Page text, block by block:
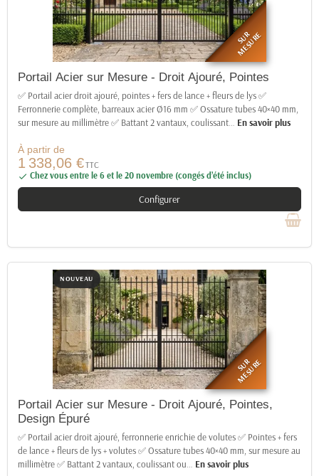
SUR
MESURE
Portail Acier sur Mesure - Droit Ajouré, Pointes
✅ Portail acier droit ajouré, pointes + fers de lance + fleurs de lys ✅
Ferronnerie complète, barreaux acier Ø16 mm ✅ Ossature tubes 40×40 mm,
sur mesure au millimètre ✅ Battant 2 vantaux, coulissant
En savoir plus
À partir de
1 338,06 €TTC
 Chez vous entre le 6 et le 20 novembre (congés d’été inclus)
Configurer
NOUVEAU
SUR
MESURE
Portail Acier sur Mesure - Droit Ajouré, Pointes,
Design Épuré
✅ Portail acier droit ajouré, ferronnerie enrichie de volutes ✅ Pointes + fers
de lance + fleurs de lys + volutes ✅ Ossature tubes 40×40 mm, sur mesure au
millimètre ✅ Battant 2 vantaux, coulissant ou
En savoir plus